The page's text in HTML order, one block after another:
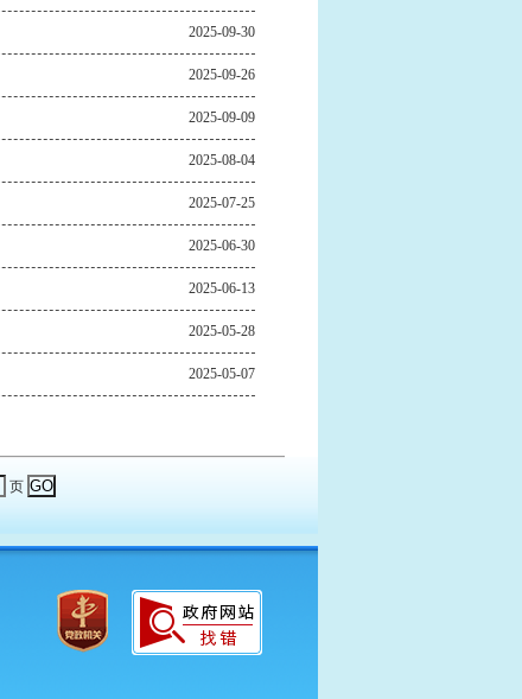
2025-09-30
2025-09-26
2025-09-09
2025-08-04
2025-07-25
2025-06-30
2025-06-13
2025-05-28
2025-05-07
页